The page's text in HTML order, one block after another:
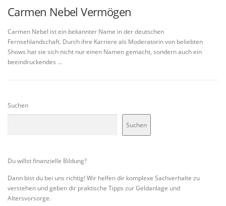
Carmen Nebel Vermögen
Carmen Nebel ist ein bekannter Name in der deutschen
Fernsehlandschaft. Durch ihre Karriere als Moderatorin von beliebten
Shows hat sie sich nicht nur einen Namen gemacht, sondern auch ein
beeindruckendes …
Suchen
Suchen
Du willst finanzielle Bildung?
Dann bist du bei uns richtig! Wir helfen dir komplexe Sachverhalte zu
verstehen und geben dir praktische Tipps zur Geldanlage und
Altersvorsorge.